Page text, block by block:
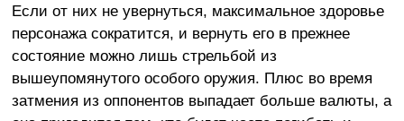
Если от них не увернуться, максимальное здоровье
персонажа сократится, и вернуть его в прежнее
состояние можно лишь стрельбой из
вышеупомянутого особого оружия. Плюс во время
затмения из оппонентов выпадает больше валюты, а